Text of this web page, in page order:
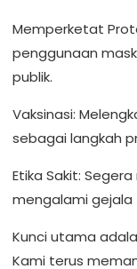
Memperketat
penggunaan
publik.
Vaksinasi:
sebagai langkah
Etika Sakit: Segera
mengalami gejala
Kunci utama
Kami terus